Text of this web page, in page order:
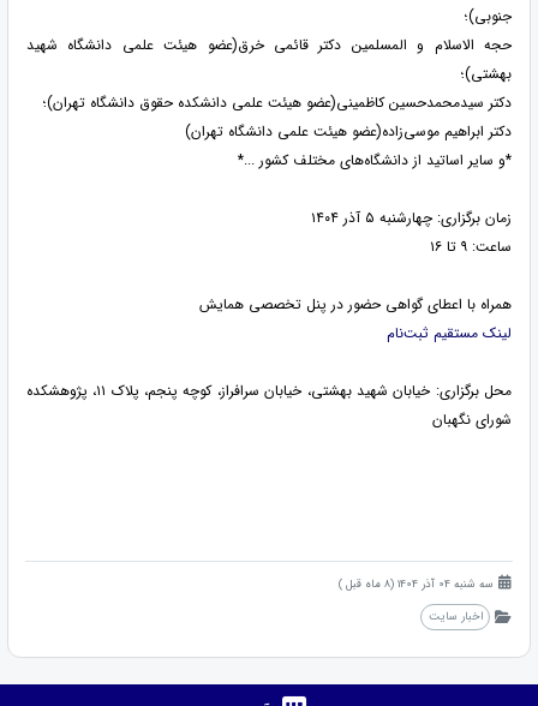
جنوبی)؛
حجه الاسلام و المسلمین دکتر قائمی خرق(عضو هیئت علمی دانشگاه شهید
بهشتی)؛
دکتر سیدمحمدحسین کاظمینی(عضو هیئت علمی دانشکده حقوق دانشگاه تهران)؛
دکتر ابراهیم موسی‌زاده(عضو هیئت علمی دانشگاه تهران)
*و سایر اساتید از دانشگاه‌های مختلف کشور ...*
زمان برگزاری: چهارشنبه ۵ آذر ۱۴۰۴
ساعت: ۹ تا ۱۶
همراه با اعطای گواهی حضور در پنل تخصصی همایش
لینک مستقیم ثبت‌نام
محل برگزاری: خیابان شهید بهشتی، خیابان سرافراز، کوچه پنجم، پلاک ۱۱، پژوهشکده
شورای نگهبان
سه شنبه 04 آذر 1404 (8 ماه قبل )
اخبار سایت